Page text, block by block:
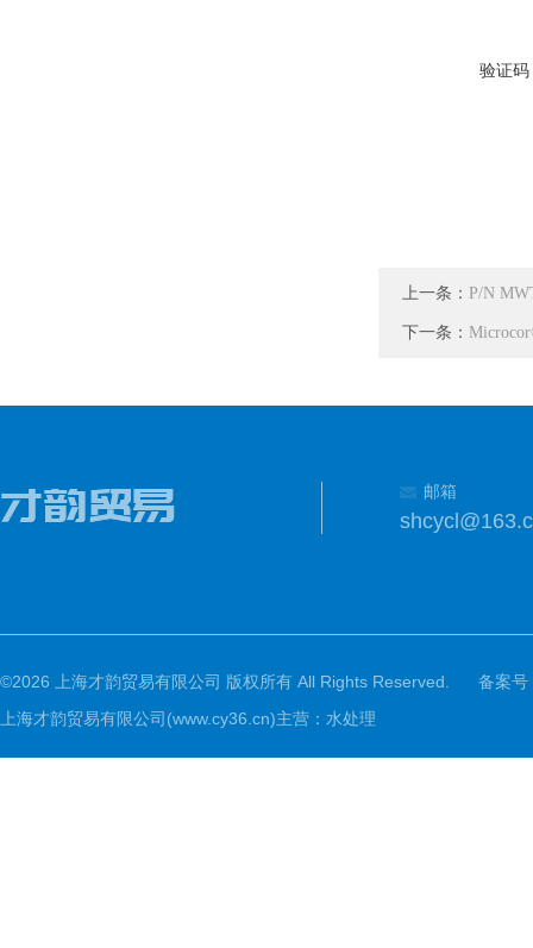
验证码
上一条： P/N
下一条：
邮箱
©2026 上海才韵贸易有限公司 版权所有 All Rights Reserved.
备案号
上海才韵贸易有限公司(www.cy36.cn)主营：水处理